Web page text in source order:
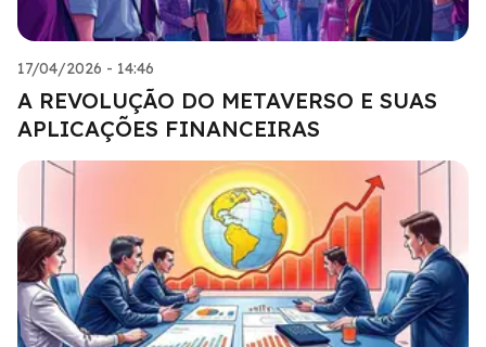
17/04/2026 - 14:46
A REVOLUÇÃO DO METAVERSO E SUAS
APLICAÇÕES FINANCEIRAS